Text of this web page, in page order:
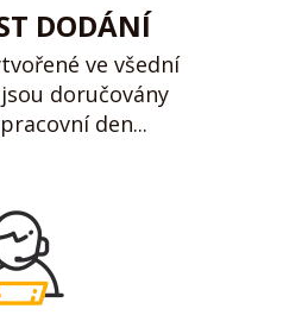
DODÁNÍ
ve všední
doručovány
den...